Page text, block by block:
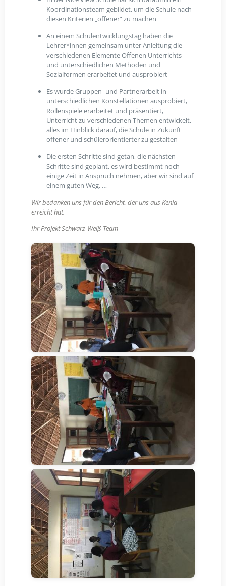
Koordinationsteam gebildet, um die Schule nach
diesen Kriterien „offener“ zu machen
An einem Schulentwicklungstag haben die
Lehrer*innen gemeinsam unter Anleitung die
verschiedenen Elemente Offenen Unterrichts
und unterschiedlichen Methoden und
Sozialformen erarbeitet und ausprobiert
Es wurde Gruppen- und Partnerarbeit in
unterschiedlichen Konstellationen ausprobiert,
Rollenspiele erarbeitet und präsentiert,
Unterricht zu verschiedenen Themen entwickelt,
alles im Hinblick darauf, die Schule in Zukunft
offener und schülerorientierter zu gestalten
Die ersten Schritte sind getan, die nächsten
Schritte sind geplant, es wird bestimmt noch
einige Zeit in Anspruch nehmen, aber wir sind auf
einem guten Weg, …
Wir bedanken uns für den Bericht, der uns aus Kenia
erreicht hat.
Ihr Projekt Schwarz-Weiß Team